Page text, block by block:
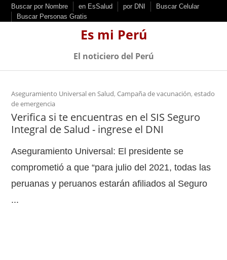
k
Buscar por Nombre en EsSalud por DNI
Buscar Celular
Buscar Personas Gratis
Es mi Perú
El noticiero del Perú
Aseguramiento Universal en Salud,Campaña de vacunación,estado
de emergencia
Verifica si te encuentras en el SIS Seguro
Integral de Salud - ingrese el DNI
Aseguramiento Universal: El presidente se
comprometió a que “para julio del 2021, todas las
peruanas y peruanos estarán afiliados al Seguro
...